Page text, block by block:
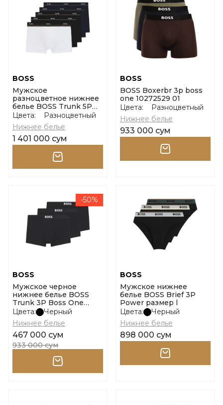
BOSS
Мужское
разноцветное нижнее
белье BOSS Trunk 5P
Essential размер m
Цвета:
Разноцветный
Нижнее белье
1 401 000 сум
BOSS
BOSS Boxerbr 3p boss
one 10272529 01
Цвета:
Разноцветный
Нижнее белье
933 000 сум
-50%
BOSS
Мужское черное
нижнее белье BOSS
Trunk 3P Boss One
размер l
Цвета:
Черный
Нижнее белье
467 000 сум
933 000 сум
BOSS
Мужское нижнее
белье BOSS Brief 3P
Power размер l
Цвета:
Черный
Нижнее белье
898 000 сум